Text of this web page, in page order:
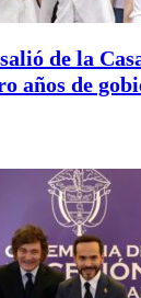
de la
años de